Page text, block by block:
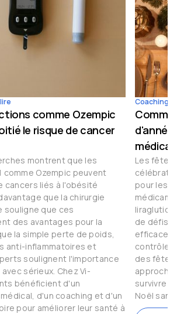
comme Ozempic
le risque de cancer
montrent que les
comme Ozempic peuvent
cancers liés à l'obésité
que la chirurgie
souligne que ces
des avantages pour la
la simple perte de poids,
anti-inflammatoires et
soulignent l'importance
sérieux. Chez Vi-
bénéficient d'un
d'un coaching et d'un
pour améliorer leur santé à
Coaching
Les fêtes
pour les
de défis.
efficaces
contrôler
des fêtes
approche
survivre
Noël